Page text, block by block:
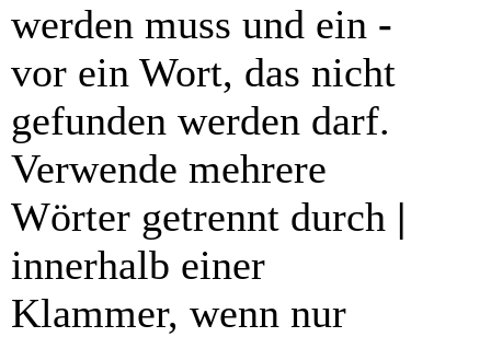
werden muss und ein -
vor ein Wort, das nicht
gefunden werden darf.
Verwende mehrere
Wörter getrennt durch |
innerhalb einer
Klammer, wenn nur